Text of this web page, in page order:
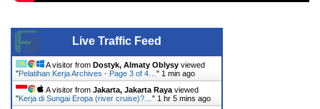
Live Traffic Feed
A visitor from Dostyk, Almaty Oblysy viewed
"Pelatihan Kerja Archives - Page 3 of 4… " 1 min ago
A visitor from Jakarta, Jakarta Raya viewed
"Kerja di Sungai Eropa (river cruise)?… " 1 hr 5 mins ago